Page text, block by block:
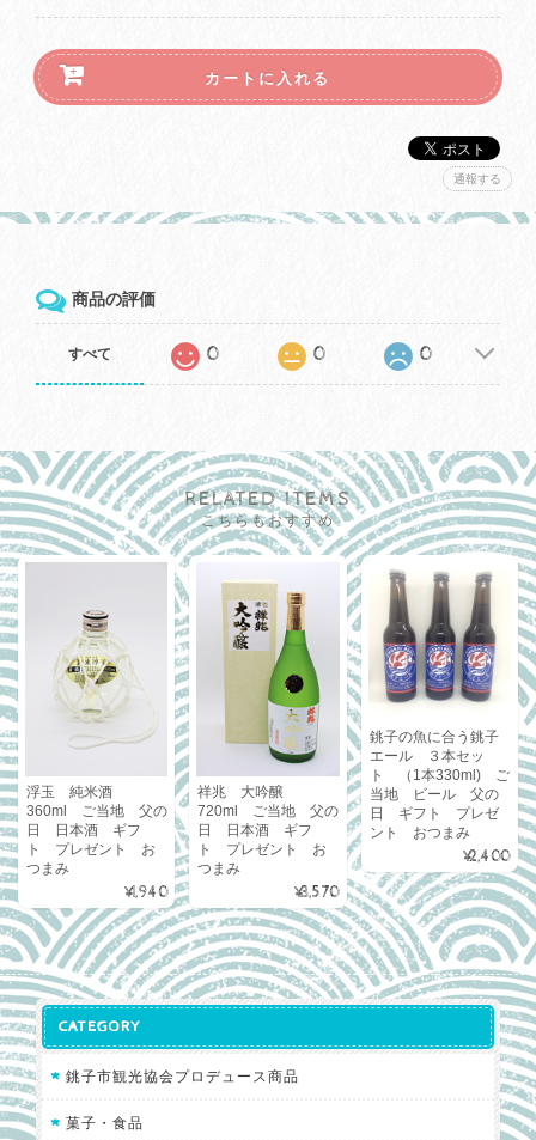
カートに入れる
通報する
商品の評価
すべて 0 0 0
RELATED ITEMS
こちらもおすすめ
浮玉 純米酒
360ml ご当地 父の
日 日本酒 ギフ
ト プレゼント お
つまみ
¥1,940
祥兆 大吟醸
720ml ご当地 父の
日 日本酒 ギフ
ト プレゼント お
つまみ
¥3,570
銚子の魚に合う銚子
エール ３本セッ
ト （1本330ml) ご
当地 ビール 父の
日 ギフト プレゼ
ント おつまみ
¥2,400
CATEGORY
銚子市観光協会プロデュース商品
菓子・食品